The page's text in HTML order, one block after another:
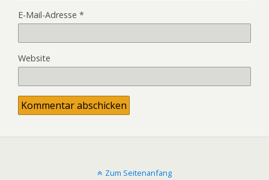
E-Mail-Adresse *
Website
Zum Seitenanfang